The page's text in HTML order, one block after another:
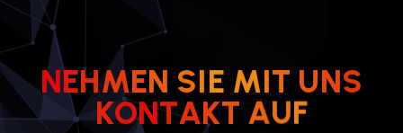
NEHMEN SIE MIT UNS
KONTAKT AUF